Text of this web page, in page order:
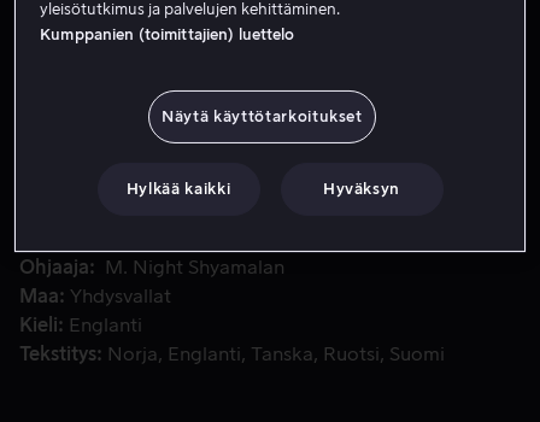
autioituneelle maapallolle. Pojan pitää saada apua
loukkaantuneelle isälleen.
Ohjaaja
M. Night Shyamalan
Maa
Yhdysvallat
Kieli
Englanti
Tekstitys
Norja Englanti Tanska Ruotsi Suomi
yleisötutkimus ja palvelujen kehittäminen.
Kumppanien (toimittajien) luettelo
Näytä käyttötarkoitukset
Hylkää kaikki Hyväksyn